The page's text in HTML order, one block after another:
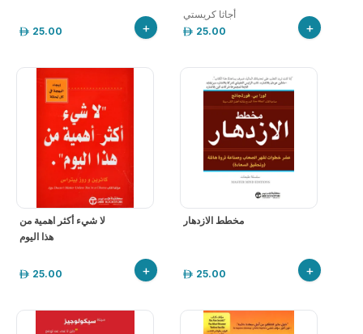
25.00 +
أجاثا كريستي
25.00
+
لا شيء أكثر اهمية من
هذا اليوم
25.00 +
مخطط الازدهار
25.00 +